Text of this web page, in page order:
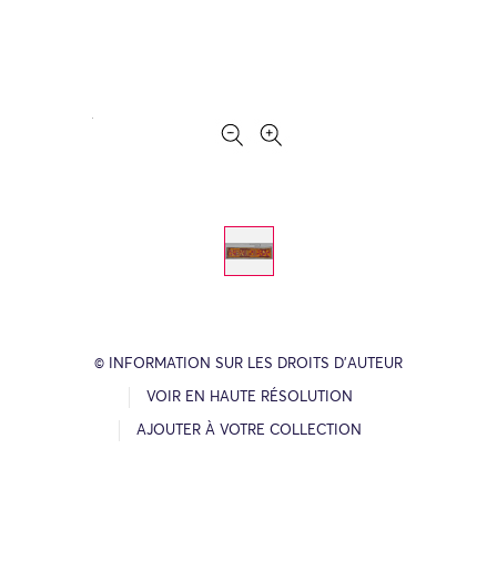
© INFORMATION SUR LES DROITS D’AUTEUR
VOIR EN HAUTE RÉSOLUTION
AJOUTER À VOTRE COLLECTION